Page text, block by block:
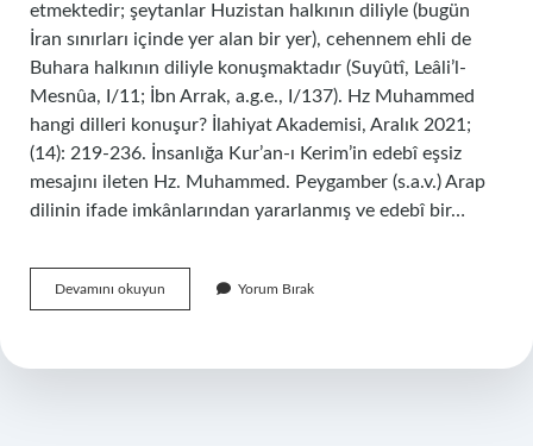
etmektedir; şeytanlar Huzistan halkının diliyle (bugün
İran sınırları içinde yer alan bir yer), cehennem ehli de
Buhara halkının diliyle konuşmaktadır (Suyûtî, Leâli’l-
Mesnûa, I/11; İbn Arrak, a.g.e., I/137). Hz Muhammed
hangi dilleri konuşur? İlahiyat Akademisi, Aralık 2021;
(14): 219-236. İnsanlığa Kur’an-ı Kerim’in edebî eşsiz
mesajını ileten Hz. Muhammed. Peygamber (s.a.v.) Arap
dilinin ifade imkânlarından yararlanmış ve edebî bir…
Devamını okuyun Cennette
Hangi
Yorum Bırak